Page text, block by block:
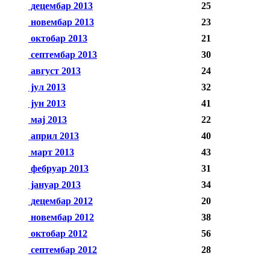
децембар 2013
25
новембар 2013
23
октобар 2013
21
септембар 2013
30
август 2013
24
јул 2013
32
јун 2013
41
мај 2013
22
април 2013
40
март 2013
43
фебруар 2013
31
јануар 2013
34
децембар 2012
20
новембар 2012
38
октобар 2012
56
септембар 2012
28